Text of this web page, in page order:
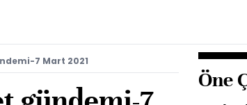
7 Mart 2021
Öne